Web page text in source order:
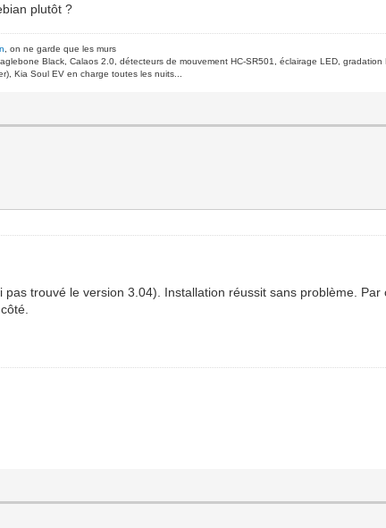
plutôt ?
, on ne garde que les murs
Black, Calaos 2.0, détecteurs de mouvement HC-SR501, éclairage LED, gradation
Kia Soul EV en charge toutes les nuits...
trouvé le version 3.04). Installation réussit sans problème.